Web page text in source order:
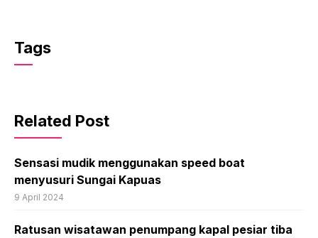
Tags
Related Post
Sensasi mudik menggunakan speed boat
menyusuri Sungai Kapuas
9 April 2024
Ratusan wisatawan penumpang kapal pesiar tiba